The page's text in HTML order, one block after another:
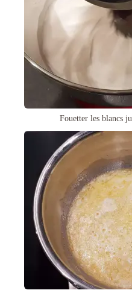
Fouetter les blancs